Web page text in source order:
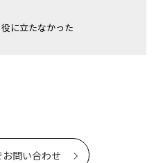
役に立たなかった
問い合わせ